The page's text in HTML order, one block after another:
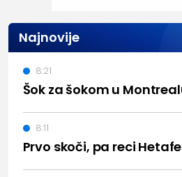
Najnovije
Šok za šokom u
8:21
Prvo skoči, pa reci Hetafe
8:11